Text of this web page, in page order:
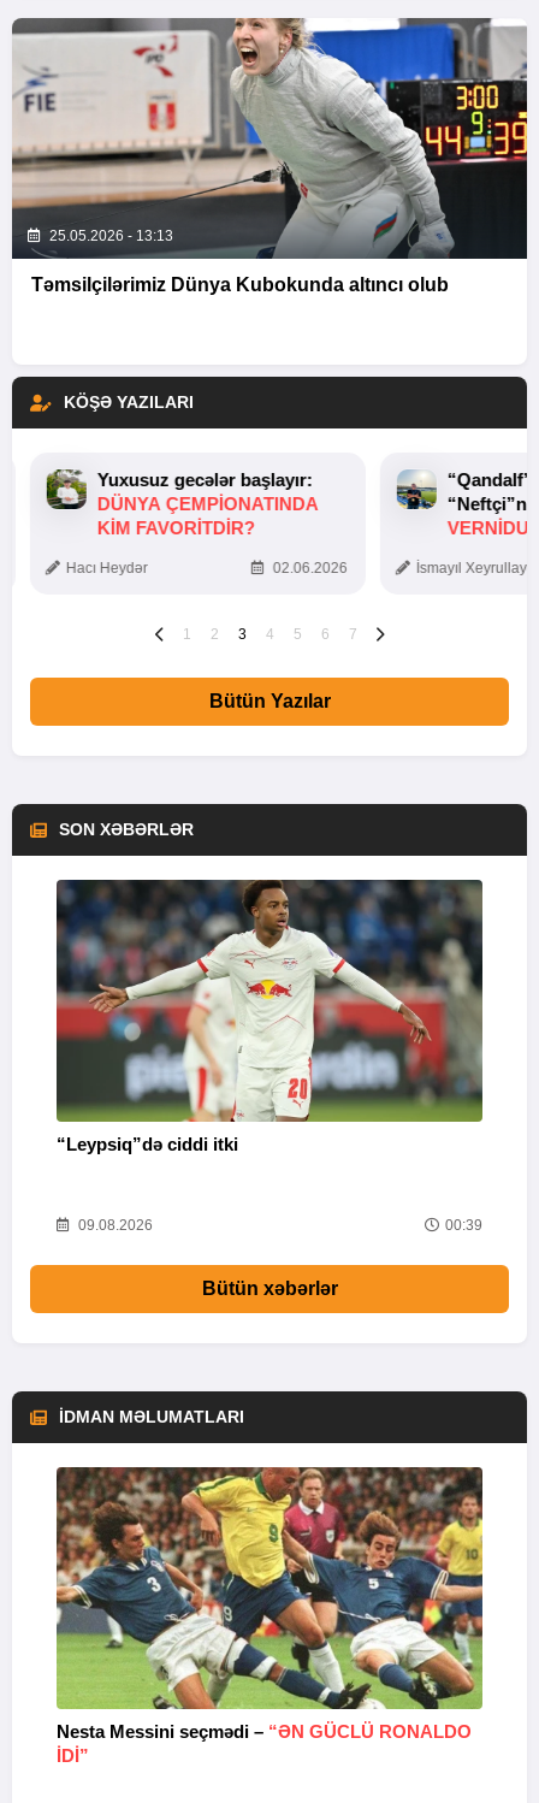
25.05.2026 - 13:13
Təmsilçilərimiz Dünya Kubokunda altıncı olub
KÖŞƏ YAZILARI
Yuxusuz gecələr başlayır:
DÜNYA ÇEMPIONATINDA
KIM FAVORITDIR?
Hacı Heydər 02.06.2026 İsmayıl
1 2 3 4 5 6 7
Bütün Yazılar
SON XƏBƏRLƏR
“Leypsiq”də ciddi itki
09.08.2026 00:39
Bütün xəbərlər
İDMAN MƏLUMATLARI
Nesta Messini seçmədi – “ƏN GÜCLÜ RONALDO
IDI”